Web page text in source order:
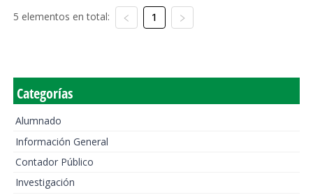
5 elementos en total: 1
Categorías
Alumnado
Información General
Contador Público
Investigación